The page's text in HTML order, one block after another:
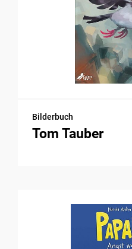
Bilderbuch
Tom Tauber